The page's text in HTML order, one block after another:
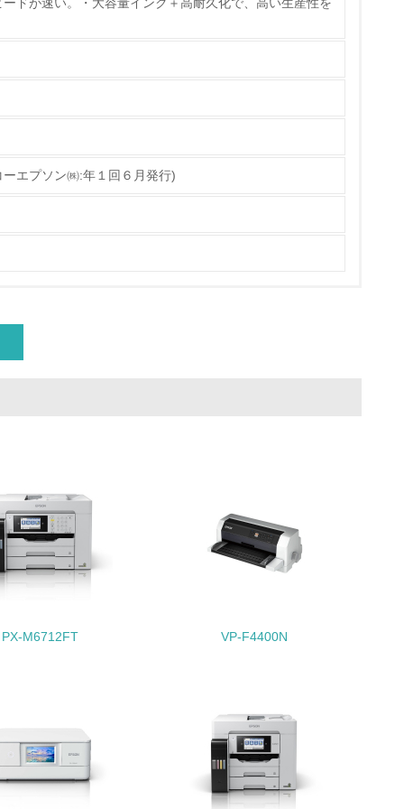
減の取り組みを行っている
減目標や計画を立てている
チェック
チェック
エプソン㈱:年１回６月発行)
PX-M6712FT VP-F4400N